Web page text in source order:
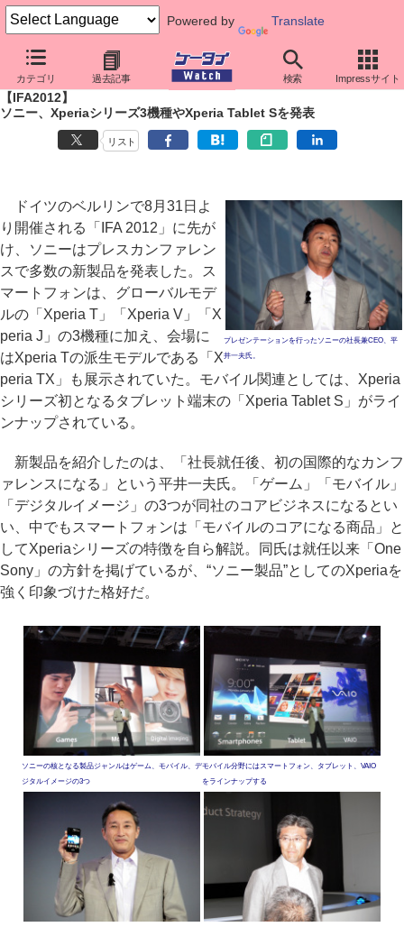
Powered by Translate
カテゴリ 過去記事 検索 Impressサイト
ケータイ Watch イベント IFA
2012
【IFA2012】
ソニー、Xperiaシリーズ3機種やXperia Tablet Sを発表
リスト
プレゼンテーションを行ったソニーの社長兼CEO、平
井一夫氏。
ドイツのベルリンで8月31日よ
り開催される「IFA 2012」に先が
け、ソニーはプレスカンファレン
スで多数の新製品を発表した。ス
マートフォンは、グローバルモデ
ルの「Xperia T」「Xperia V」「X
peria J」の3機種に加え、会場に
はXperia Tの派生モデルである「X
peria TX」も展示されていた。モバイル関連としては、Xperia
シリーズ初となるタブレット端末の「Xperia Tablet S」がライ
ンナップされている。
新製品を紹介したのは、「社長就任後、初の国際的なカンフ
ァレンスになる」という平井一夫氏。「ゲーム」「モバイル」
「デジタルイメージ」の3つが同社のコアビジネスになるとい
い、中でもスマートフォンは「モバイルのコアになる商品」と
してXperiaシリーズの特徴を自ら解説。同氏は就任以来「One
Sony」の方針を掲げているが、“ソニー製品”としてのXperiaを
強く印象づけた格好だ。
ソニーの核となる製品ジャンルはゲーム、モバイル、デ
ジタルイメージの3つ
モバイル分野にはスマートフォン、タブレット、VAIO
をラインナップする